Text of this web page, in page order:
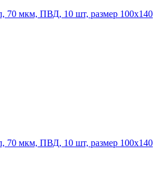
70 мкм, ПВД, 10 шт, размер 100х140
70 мкм, ПВД, 10 шт, размер 100х140